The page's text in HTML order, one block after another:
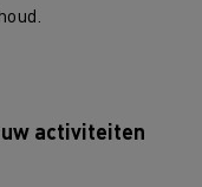
activiteiten